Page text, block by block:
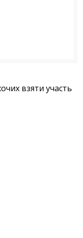
взяти участь